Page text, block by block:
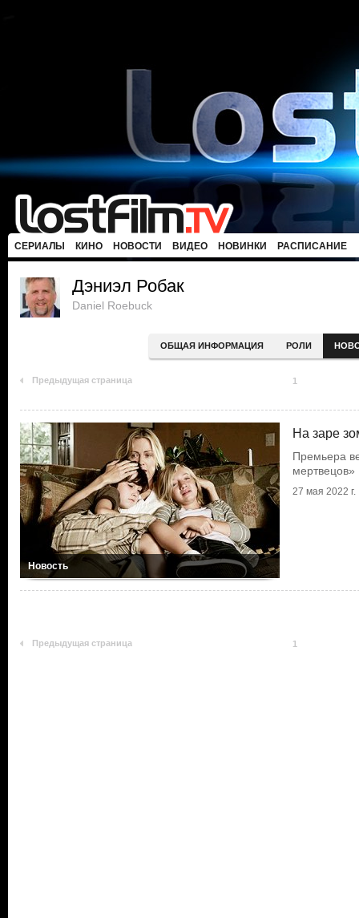
СЕРИАЛЫ КИНО НОВОСТИ ВИДЕО НОВИНКИ РАСПИСАНИЕ
Дэниэл Робак
Daniel Roebuck
ОБЩАЯ ИНФОРМАЦИЯ РОЛИ
Предыдущая страница 1
Новость
На заре
Премьера
мертвецов»
27 мая 2022 г.
Предыдущая страница 1